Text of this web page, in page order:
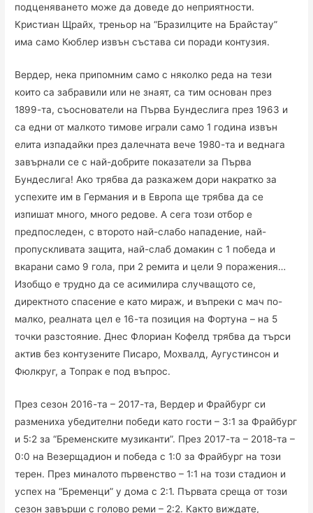
подценяването може да доведе до неприятности.
Кристиан Щрайх, треньор на “Бразилците на Брайстау”
има само Кюблер извън състава си поради контузия.
Вердер, нека припомним само с няколко реда на тези
които са забравили или не знаят, са тим основан през
1899-та, съоснователи на Първа Бундеслига през 1963 и
са едни от малкото тимове играли само 1 година извън
елита изпадайки през далечната вече 1980-та и веднага
завърнали се с най-добрите показатели за Първа
Бундеслига! Ако трябва да разкажем дори накратко за
успехите им в Германия и в Европа ще трябва да се
изпишат много, много редове. А сега този отбор е
предпоследен, с второто най-слабо нападение, най-
пропускливата защита, най-слаб домакин с 1 победа и
вкарани само 9 гола, при 2 ремита и цели 9 поражения…
Изобщо е трудно да се асимилира случващото се,
директното спасение е като мираж, и въпреки с мач по-
малко, реалната цел е 16-та позиция на Фортуна – на 5
точки разстояние. Днес Флориан Кофелд трябва да търси
актив без контузените Писаро, Мохвалд, Аугустинсон и
Фюлкруг, а Топрак е под въпрос.
През сезон 2016-та – 2017-та, Вердер и Фрайбург си
размениха убедителни победи като гости – 3:1 за Фрайбург
и 5:2 за “Бременските музиканти”. През 2017-та – 2018-та –
0:0 на Везерщадион и победа с 1:0 за Фрайбург на този
терен. През миналото първенство – 1:1 на този стадион и
успех на “Бременци” у дома с 2:1. Първата среща от този
сезон завърши с голово реми – 2:2. Както виждате,